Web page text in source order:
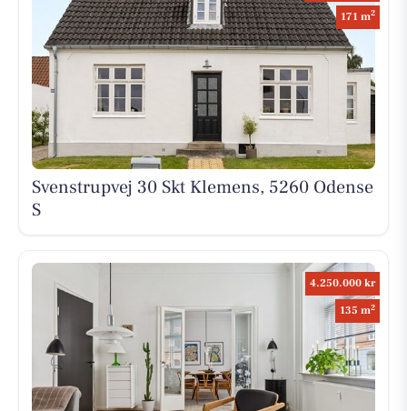
171 m2
Svenstrupvej 30 Skt Klemens, 5260 Odense
S
4.250.000 kr
135 m2